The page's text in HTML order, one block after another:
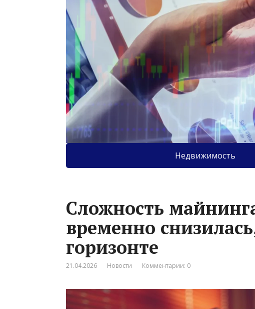
Недвижимость
Сложность
временно
горизонте
21.04.2026 Новости Комментарии: 0